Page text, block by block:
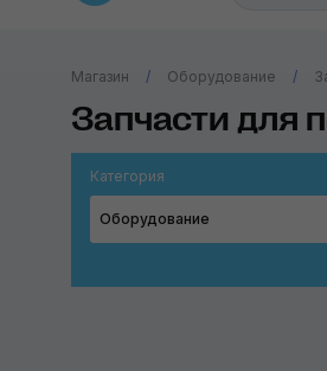
Магазин Оборудование
Запчасти для
Категория
Оборудование